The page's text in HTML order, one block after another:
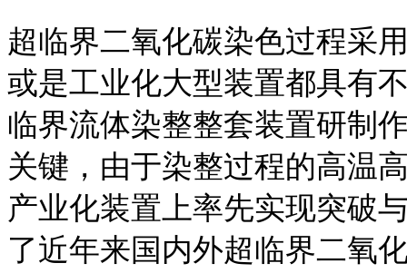
超临界二氧化碳染色过程采
或是工业化大型装置都具有
临界流体染整整套装置研制
关键，由于染整过程的高温
产业化装置上率先实现突破
了近年来国内外超临界二氧